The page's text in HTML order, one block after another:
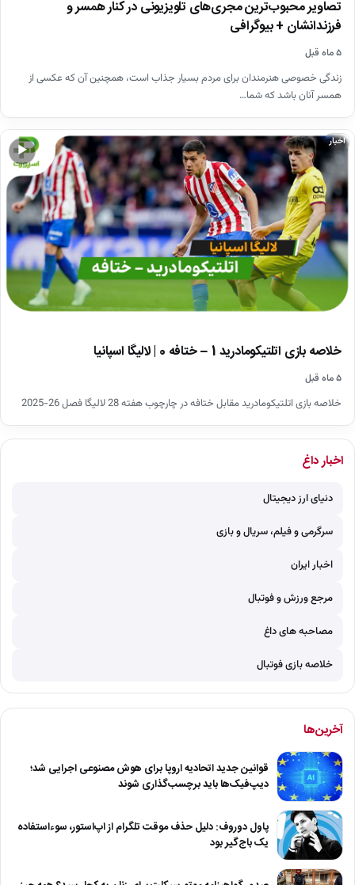
تصاویر محبوب‌ترین مجری‌های تلویزیونی در کنار همسر و
فرزندانشان + بیوگرافی
۵ ماه قبل
زندگی خصوصی هنرمندان برای مردم بسیار جذاب است، همچنین آن که عکسی از
همسر آنان باشد که شما…
▶
اخبار
خلاصه بازی اتلتیکومادرید 1 – ختافه 0 | لالیگا اسپانیا
۵ ماه قبل
خلاصه بازی اتلتیکومادرید مقابل ختافه در چارچوب هفته 28 لالیگا فصل 26-2025
اخبار داغ
دنیای ارز دیجیتال
سرگرمی و فیلم، سریال و بازی
اخبار ایران
مرجع ورزش و فوتبال
مصاحبه های داغ
خلاصه بازی فوتبال
آخرین‌ها
قوانین جدید اتحادیه اروپا برای هوش مصنوعی اجرایی شد؛
دیپ‌فیک‌ها باید برچسب‌گذاری شوند
پاول دوروف: دلیل حذف موقت تلگرام از اپ‌استور، سوءاستفاده
یک باج‌گیر بود